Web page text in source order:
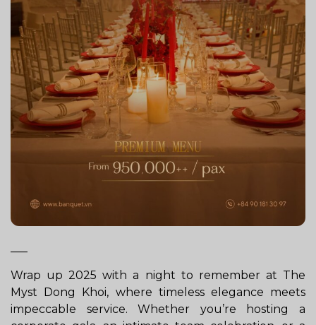
—–
Wrap up 2025 with a night to remember at The
Myst Dong Khoi, where timeless elegance meets
impeccable service. Whether you’re hosting a